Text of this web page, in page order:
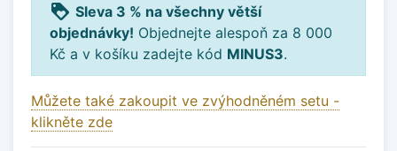
loyalty Sleva 3 % na všechny větší
objednávky! Objednejte alespoň za 8 000
Kč a v košíku zadejte kód MINUS3.
Můžete také zakoupit ve zvýhodněném setu -
klikněte zde